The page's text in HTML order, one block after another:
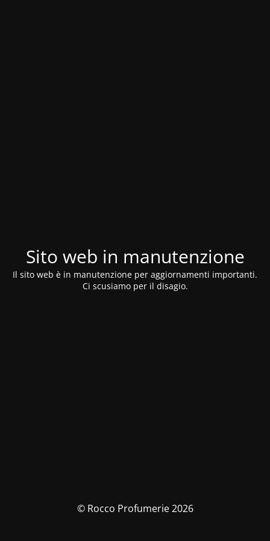
Sito web in manutenzione
Il sito web è in manutenzione per aggiornamenti importanti.
Ci scusiamo per il disagio.
© Rocco Profumerie 2026